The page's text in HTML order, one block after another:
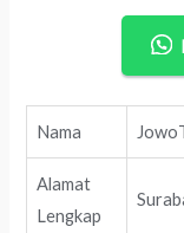
Nama
Alamat
Lengkap